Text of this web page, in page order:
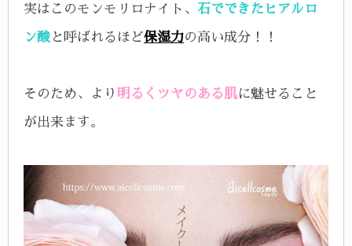
実はこのモンモリロナイト、 石でできたヒアルロ
ン酸 と呼ばれるほど保湿力の高い成分！！
そのため、より 明るくツヤのある肌に魅せること
が出来ます。